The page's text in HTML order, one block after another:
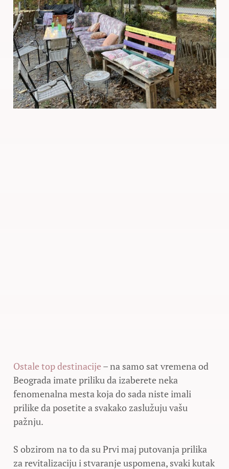
Ostale top destinacije – na samo sat vremena od
Beograda imate priliku da izaberete neka
fenomenalna mesta koja do sada niste imali
prilike da posetite a svakako zaslužuju vašu
pažnju.
S obzirom na to da su Prvi maj putovanja prilika
za revitalizaciju i stvaranje uspomena, svaki kutak